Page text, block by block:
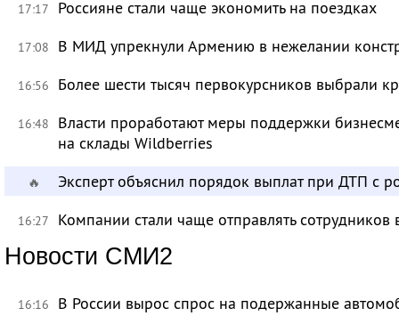
17:17 Россияне стали чаще экономить на поездках
17:08 В МИД упрекнули Армению в нежелании
16:56 Более шести тысяч первокурсников выбрали
16:48
Власти проработают меры поддержки
на склады Wildberries
🔥 Эксперт объяснил порядок выплат при ДТП с
16:27 Компании стали чаще отправлять сотрудников
Новости СМИ2
16:16 В России вырос спрос на подержанные